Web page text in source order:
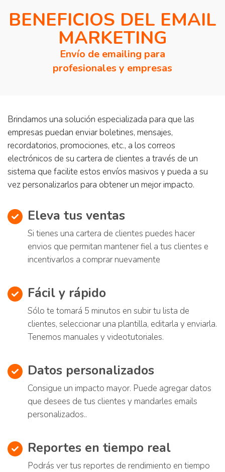
BENEFICIOS DEL EMAIL
MARKETING
Envío de emailing para
profesionales y empresas
Brindamos una solución especializada para que las
empresas puedan enviar boletines, mensajes,
recordatorios, promociones, etc., a los correos
electrónicos de su cartera de clientes a través de un
sistema que facilite estos envíos masivos y pueda a su
vez personalizarlos para obtener un mejor impacto.
Eleva tus ventas
Si tienes una cartera de clientes puedes hacer
envios que permitan mantener fiel a tus clientes e
incentivarlos a comprar nuevamente
Fácil y rápido
Sólo te tomará 5 minutos en subir tu lista de
clientes, seleccionar una plantilla, editarla y enviarla.
Tenemos manuales y videotutoriales.
Datos personalizados
Consigue un impacto mayor. Puede agregar datos
que desees de tus clientes y mandarles emails
personalizados..
Reportes en tiempo real
Podrás ver tus reportes de rendimiento en tiempo